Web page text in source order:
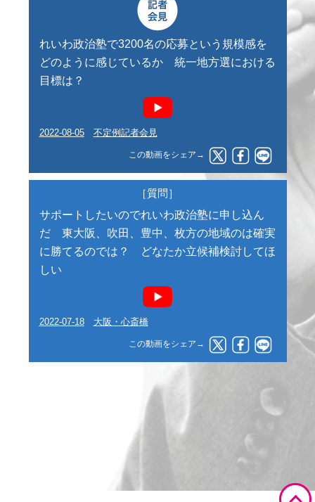
れいわ政治塾で3200名の応募という規模感を
どのように感じているか 統一地方選における
目標は？
2022-08-05 不定例記者会見
この動画をシェア→
［質問］
サポートしたいのでれいわ政治塾に申し込ん
だ 東大阪、吹田、豊中、枚方の地域のは確実
に勝てるのでは？ どなたか立候補検討してほ
しい
2022-07-18 大阪・心斎橋
この動画をシェア→